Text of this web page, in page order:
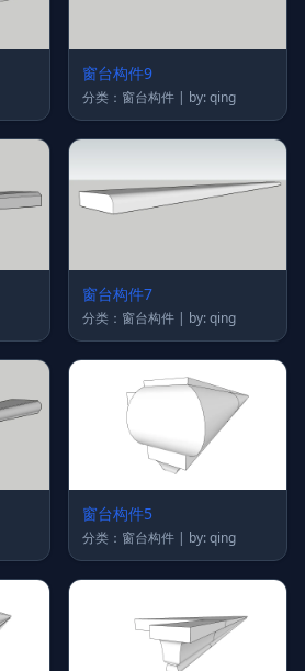
窗台构件9
分类：窗台构件 | by: qing
窗台构件7
分类：窗台构件 | by: qing
窗台构件5
分类：窗台构件 | by: qing